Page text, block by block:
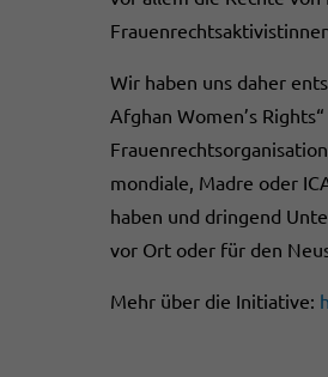
Wir haben uns daher
Afghan Women’s
mondiale, Madre oder
haben und dringend
vor Ort oder für den
Mehr über die Initiative: